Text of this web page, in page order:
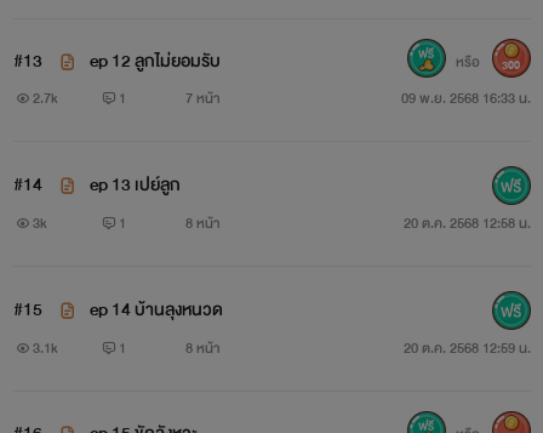
#13 ep 12 ลูกไม่ยอมรับ
2.7k 1 7 หน้า 09 พ.ย. 2568 16:33 น.
หรือ 300
#14 ep 13 เปย์ลูก
3k 1 8 หน้า 20 ต.ค. 2568 12:58 น.
#15 ep 14 บ้านลุงหนวด
3.1k 1 8 หน้า 20 ต.ค. 2568 12:59 น.